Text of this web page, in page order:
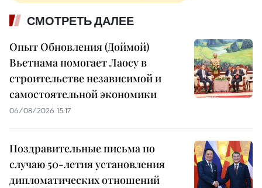
СМОТРЕТЬ ДАЛЕЕ
Опыт Обновления (Доймой)
Вьетнама помогает Лаосу в
строительстве независимой и
самостоятельной экономики
06/08/2026 15:17
Поздравительные письма по
случаю 50-летия установления
дипломатических отношений